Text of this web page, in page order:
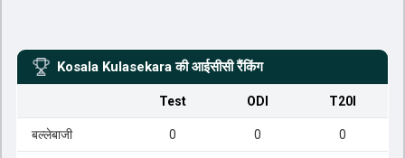
Kosala Kulasekara की आईसीसी रैंकिंग
Test ODI T20I
बल्लेबाजी 0 0 0